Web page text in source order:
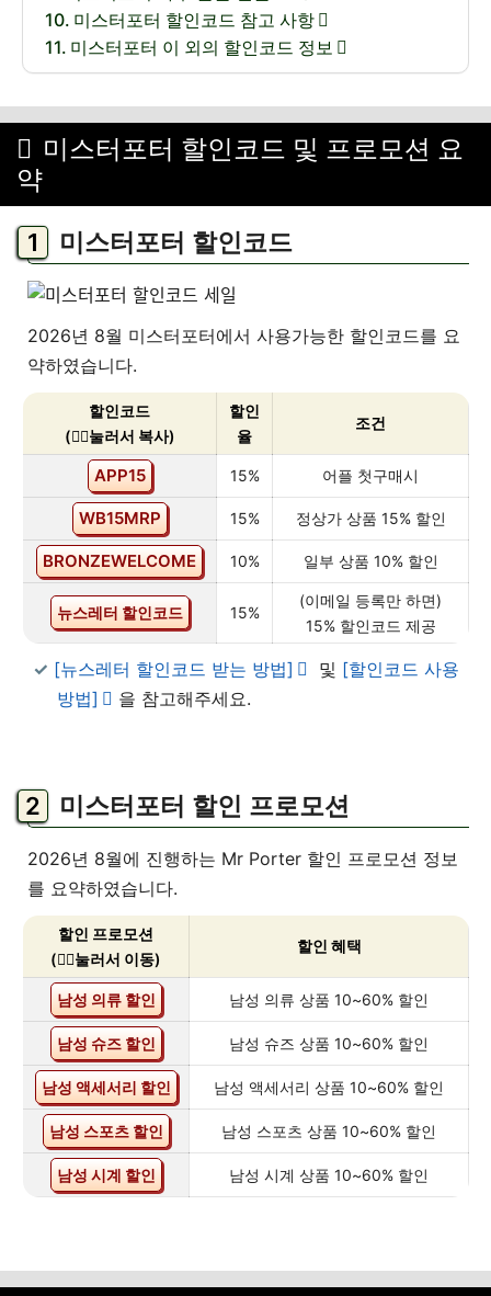
미스터포터 할인코드 참고 사항
미스터포터 이 외의 할인코드 정보
미스터포터 할인코드 및 프로모션 요
약
미스터포터 할인코드
2026년 8월 미스터포터에서 사용가능한 할인코드를 요
약하였습니다.
할인코드
(👇🏻눌러서 복사)
할인
율
조건
APP15 15% 어플 첫구매시
WB15MRP 15% 정상가 상품 15% 할인
BRONZEWELCOME 10% 일부 상품 10% 할인
뉴스레터 할인코드 15%
(이메일 등록만 하면)
15% 할인코드 제공
[뉴스레터 할인코드 받는 방법] 및 [할인코드 사용
방법]
을 참고해주세요.
미스터포터 할인 프로모션
2026년 8월에 진행하는 Mr Porter 할인 프로모션 정보
를 요약하였습니다.
할인 프로모션
(👇🏻눌러서 이동)
할인 혜택
남성 의류 할인 남성 의류 상품 10~60% 할인
남성 슈즈 할인 남성 슈즈 상품 10~60% 할인
남성 액세서리 할인 남성 액세서리 상품 10~60% 할인
남성 스포츠 할인 남성 스포츠 상품 10~60% 할인
남성 시계 할인 남성 시계 상품 10~60% 할인